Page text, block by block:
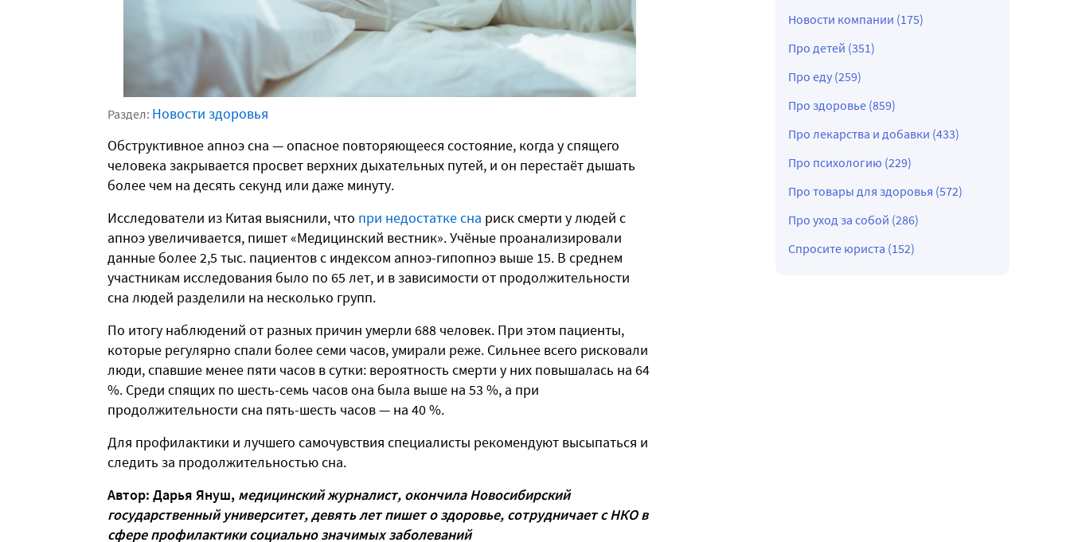
Раздел: Новости здоровья
Обструктивное апноэ сна — опасное повторяющееся состояние, когда у спящего
человека закрывается просвет верхних дыхательных путей, и он перестаёт дышать
более чем на десять секунд или даже минуту.
Исследователи из Китая выяснили, что при недостатке сна риск смерти у людей с
апноэ увеличивается, пишет «Медицинский вестник». Учёные проанализировали
данные более 2,5 тыс. пациентов с индексом апноэ-гипопноэ выше 15. В среднем
участникам исследования было по 65 лет, и в зависимости от продолжительности
сна людей разделили на несколько групп.
По итогу наблюдений от разных причин умерли 688 человек. При этом пациенты,
которые регулярно спали более семи часов, умирали реже. Сильнее всего рисковали
люди, спавшие менее пяти часов в сутки: вероятность смерти у них повышалась на 64
%. Среди спящих по шесть-семь часов она была выше на 53 %, а при
продолжительности сна пять-шесть часов — на 40 %.
Для профилактики и лучшего самочувствия специалисты рекомендуют высыпаться и
следить за продолжительностью сна.
Автор: Дарья Януш, медицинский журналист, окончила Новосибирский
государственный университет, девять лет пишет о здоровье, сотрудничает с НКО в
сфере профилактики социально значимых заболеваний
Новости компании (175)
Про детей (351)
Про еду (259)
Про здоровье (859)
Про лекарства и добавки (433)
Про психологию (229)
Про товары для здоровья (572)
Про уход за собой (286)
Спросите юриста (152)